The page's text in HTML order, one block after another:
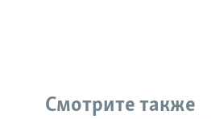
Смотрите также